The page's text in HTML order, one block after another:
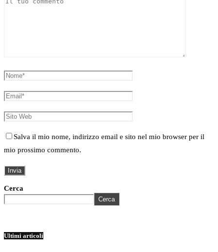
Salva il mio nome, indirizzo email e sito nel mio browser per il
mio prossimo commento.
Cerca
Cerca
Ultimi articoli